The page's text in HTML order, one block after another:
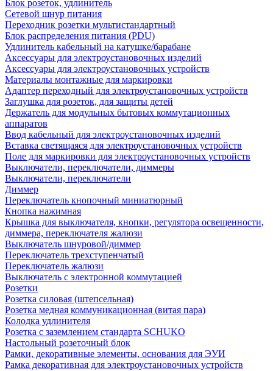
Блок розеток, удлинитель
Сетевой шнур питания
Переходник розетки мультистандартный
Блок распределения питания (PDU)
Удлинитель кабельный на катушке/барабане
Аксессуары для электроустановочных изделий
Аксессуары для электроустановочных устройств
Материалы монтажные для маркировки
Адаптер переходный для электроустановочных устройств
Заглушка для розеток, для защиты детей
Держатель для модульных бытовых коммутационных
аппаратов
Ввод кабельный для электроустановочных изделий
Вставка светящаяся для электроустановочных устройств
Поле для маркировки для электроустановочных устройств
Выключатели, переключатели, диммеры
Выключатели, переключатели
Диммер
Переключатель кнопочный миниатюрный
Кнопка нажимная
Крышка для выключателя, кнопки, регулятора освещенности,
диммера, переключателя жалюзи
Выключатель шнуровой/диммер
Переключатель трехступенчатый
Переключатель жалюзи
Выключатель с электронной коммутацией
Розетки
Розетка силовая (штепсельная)
Розетка медная коммуникационная (витая пара)
Колодка удлинителя
Розетка с заземлением стандарта SCHUKO
Настольный розеточный блок
Рамки, декоративные элементы, основания для ЭУИ
Рамка декоративная для электроустановочных устройств